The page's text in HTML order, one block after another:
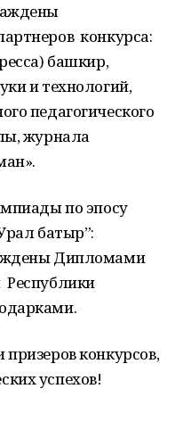
конкурса:
башкир,
и технологий,
педагогического
журнала
по эпосу
батыр”:
Дипломами
Республики
конкурсов,
успехов!